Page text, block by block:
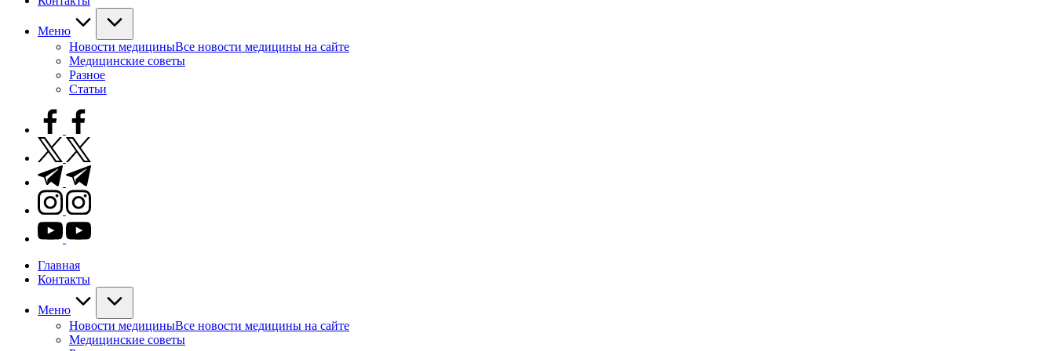
Меню
Новости медициныВсе новости медицины на сайте
Медицинские советы
Разное
Статьи
facebook.com
twitter.com
t.me
instagram.com
youtube.com
Главная
Контакты
Меню
Новости медициныВсе новости медицины на сайте
Медицинские советы